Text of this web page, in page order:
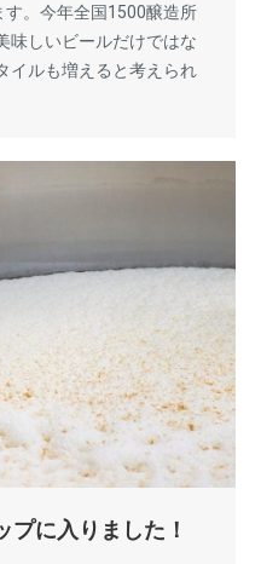
。今年全国1500醸造所
味しいビールだけではな
イルも増えると考えられ
プに入りました！